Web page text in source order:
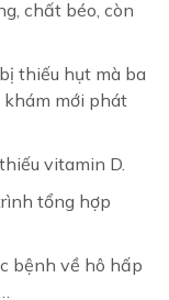
chất béo, còn
thiếu hụt mà ba
mới phát
vitamin D.
tổng hợp
bệnh về hô hấp